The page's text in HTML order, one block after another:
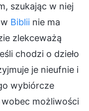
szukając w niej
Biblii nie ma
zlekceważą
chodzi o dzieło
je nieufnie i
wybiórcze
możliwości